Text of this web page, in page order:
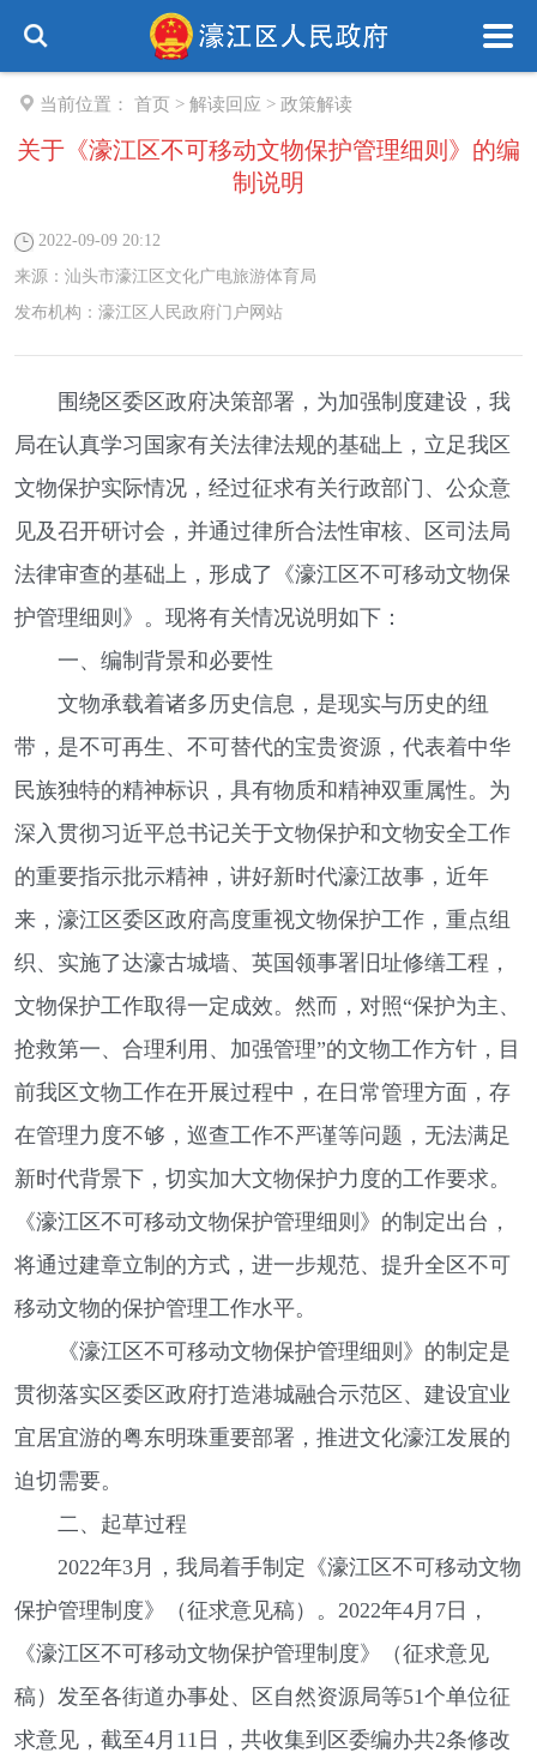
当前位置： 首页 > 解读回应 > 政策解读
关于《濠江区不可移动文物保护管理细则》的编
制说明
2022-09-09 20:12
来源： 汕头市濠江区文化广电旅游体育局
发布机构： 濠江区人民政府门户网站
围绕区委区政府决策部署，为加强制度建设，我
局在认真学习国家有关法律法规的基础上，立足我区
文物保护实际情况，经过征求有关行政部门、公众意
见及召开研讨会，并通过律所合法性审核、区司法局
法律审查的基础上，形成了《濠江区不可移动文物保
护管理细则》。现将有关情况说明如下：
一、编制背景和必要性
文物承载着诸多历史信息，是现实与历史的纽
带，是不可再生、不可替代的宝贵资源，代表着中华
民族独特的精神标识，具有物质和精神双重属性。为
深入贯彻习近平总书记关于文物保护和文物安全工作
的重要指示批示精神，讲好新时代濠江故事，近年
来，濠江区委区政府高度重视文物保护工作，重点组
织、实施了达濠古城墙、英国领事署旧址修缮工程，
文物保护工作取得一定成效。然而，对照“保护为主、
抢救第一、合理利用、加强管理”的文物工作方针，目
前我区文物工作在开展过程中，在日常管理方面，存
在管理力度不够，巡查工作不严谨等问题，无法满足
新时代背景下，切实加大文物保护力度的工作要求。
《濠江区不可移动文物保护管理细则》的制定出台，
将通过建章立制的方式，进一步规范、提升全区不可
移动文物的保护管理工作水平。
《濠江区不可移动文物保护管理细则》的制定是
贯彻落实区委区政府打造港城融合示范区、建设宜业
宜居宜游的粤东明珠重要部署，推进文化濠江发展的
迫切需要。
二、起草过程
2022年3月，我局着手制定《濠江区不可移动文物
保护管理制度》（征求意见稿）。2022年4月7日，
《濠江区不可移动文物保护管理制度》（征求意见
稿）发至各街道办事处、区自然资源局等51个单位征
求意见，截至4月11日，共收集到区委编办共2条修改